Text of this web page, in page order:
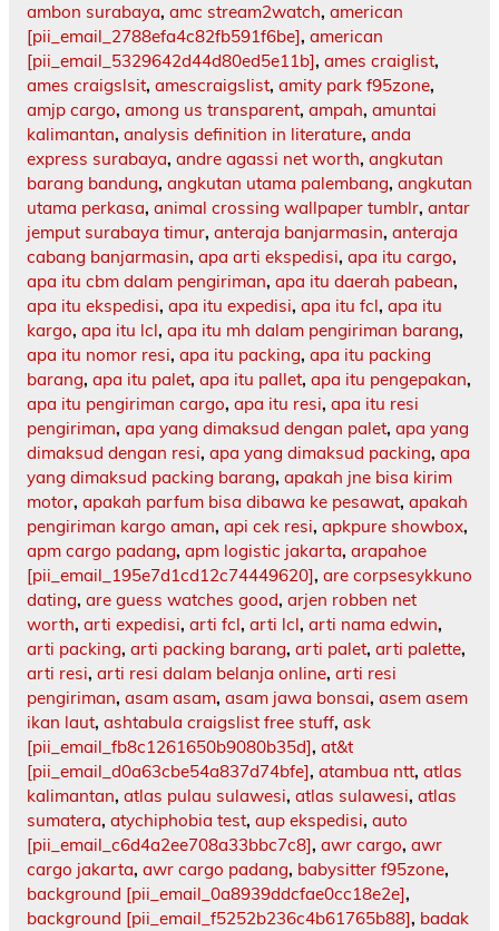
ambon surabaya, amc stream2watch, american
[pii_email_2788efa4c82fb591f6be], american
[pii_email_5329642d44d80ed5e11b], ames craiglist,
ames craigslsit, amescraigslist, amity park f95zone,
amjp cargo, among us transparent, ampah, amuntai
kalimantan, analysis definition in literature, anda
express surabaya, andre agassi net worth, angkutan
barang bandung, angkutan utama palembang, angkutan
utama perkasa, animal crossing wallpaper tumblr, antar
jemput surabaya timur, anteraja banjarmasin, anteraja
cabang banjarmasin, apa arti ekspedisi, apa itu cargo,
apa itu cbm dalam pengiriman, apa itu daerah pabean,
apa itu ekspedisi, apa itu expedisi, apa itu fcl, apa itu
kargo, apa itu lcl, apa itu mh dalam pengiriman barang,
apa itu nomor resi, apa itu packing, apa itu packing
barang, apa itu palet, apa itu pallet, apa itu pengepakan,
apa itu pengiriman cargo, apa itu resi, apa itu resi
pengiriman, apa yang dimaksud dengan palet, apa yang
dimaksud dengan resi, apa yang dimaksud packing, apa
yang dimaksud packing barang, apakah jne bisa kirim
motor, apakah parfum bisa dibawa ke pesawat, apakah
pengiriman kargo aman, api cek resi, apkpure showbox,
apm cargo padang, apm logistic jakarta, arapahoe
[pii_email_195e7d1cd12c74449620], are corpsesykkuno
dating, are guess watches good, arjen robben net
worth, arti expedisi, arti fcl, arti lcl, arti nama edwin,
arti packing, arti packing barang, arti palet, arti palette,
arti resi, arti resi dalam belanja online, arti resi
pengiriman, asam asam, asam jawa bonsai, asem asem
ikan laut, ashtabula craigslist free stuff, ask
[pii_email_fb8c1261650b9080b35d], at&t
[pii_email_d0a63cbe54a837d74bfe], atambua ntt, atlas
kalimantan, atlas pulau sulawesi, atlas sulawesi, atlas
sumatera, atychiphobia test, aup ekspedisi, auto
[pii_email_c6d4a2ee708a33bbc7c8], awr cargo, awr
cargo jakarta, awr cargo padang, babysitter f95zone,
background [pii_email_0a8939ddcfae0cc18e2e],
background [pii_email_f5252b236c4b61765b88], badak